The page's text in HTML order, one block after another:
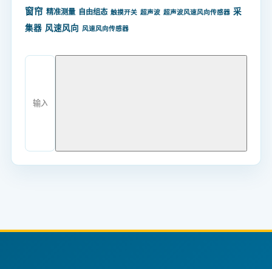
窗帘 精准测量 自由组态 触摸开关 超声波 超声波风速风向传感器 采
集器 风速风向 风速风向传感器